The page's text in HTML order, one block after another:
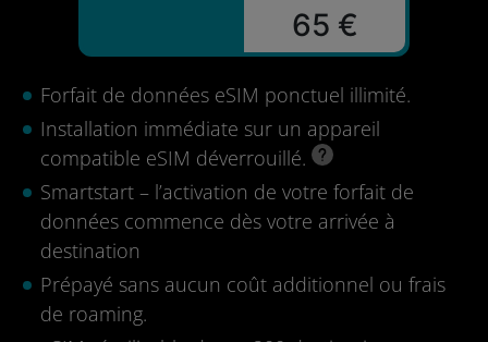
65 €
Forfait de données eSIM ponctuel illimité.
Installation immédiate sur un appareil
compatible eSIM déverrouillé.
Smartstart – l’activation de votre forfait de
données commence dès votre arrivée à
destination
Prépayé sans aucun coût additionnel ou frais
de roaming.